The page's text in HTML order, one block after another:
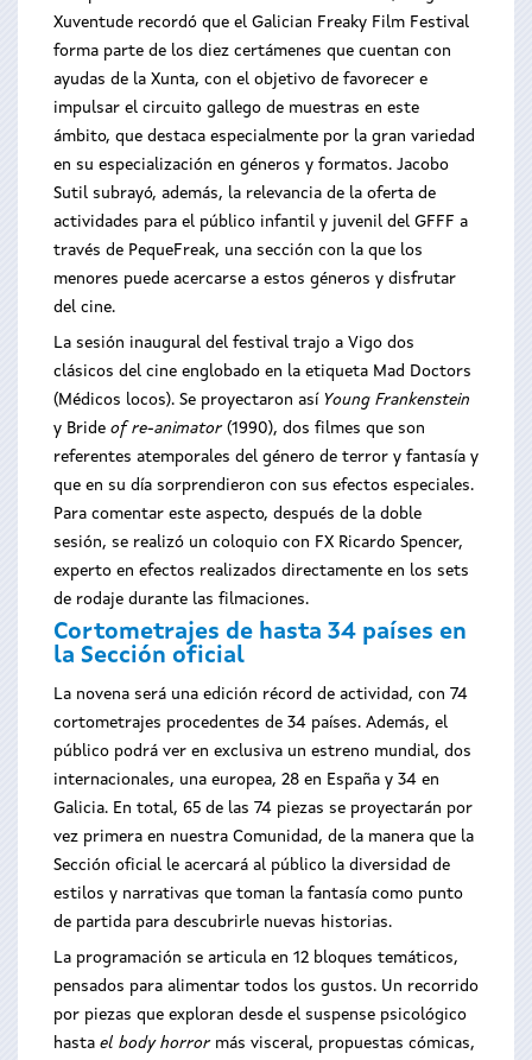
Xuventude recordó que el Galician Freaky Film Festival
forma parte de los diez certámenes que cuentan con
ayudas de la Xunta, con el objetivo de favorecer e
impulsar el circuito gallego de muestras en este
ámbito, que destaca especialmente por la gran variedad
en su especialización en géneros y formatos. Jacobo
Sutil subrayó, además, la relevancia de la oferta de
actividades para el público infantil y juvenil del GFFF a
través de PequeFreak, una sección con la que los
menores puede acercarse a estos géneros y disfrutar
del cine.
La sesión inaugural del festival trajo a Vigo dos
clásicos del cine englobado en la etiqueta Mad Doctors
(Médicos locos). Se proyectaron así Young Frankenstein
y Bride of re-animator (1990), dos filmes que son
referentes atemporales del género de terror y fantasía y
que en su día sorprendieron con sus efectos especiales.
Para comentar este aspecto, después de la doble
sesión, se realizó un coloquio con FX Ricardo Spencer,
experto en efectos realizados directamente en los sets
de rodaje durante las filmaciones.
Cortometrajes de hasta 34 países en
la Sección oficial
La novena será una edición récord de actividad, con 74
cortometrajes procedentes de 34 países. Además, el
público podrá ver en exclusiva un estreno mundial, dos
internacionales, una europea, 28 en España y 34 en
Galicia. En total, 65 de las 74 piezas se proyectarán por
vez primera en nuestra Comunidad, de la manera que la
Sección oficial le acercará al público la diversidad de
estilos y narrativas que toman la fantasía como punto
de partida para descubrirle nuevas historias.
La programación se articula en 12 bloques temáticos,
pensados para alimentar todos los gustos. Un recorrido
por piezas que exploran desde el suspense psicológico
hasta el body horrormás visceral, propuestas cómicas,